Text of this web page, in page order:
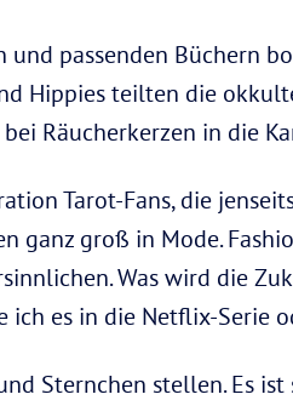
und passenden Büchern
Hippies teilten die
Räucherkerzen in die
Tarot-Fans, die
ganz groß in Mode.
Was wird die
ich es in die Netflix-Serie
Sternchen stellen. Es